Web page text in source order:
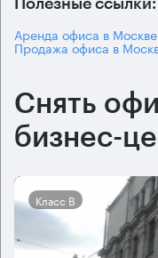
Полезные ссылки:
Аренда офиса в Москве
Продажа офиса в
Снять
бизнес-
Класс B